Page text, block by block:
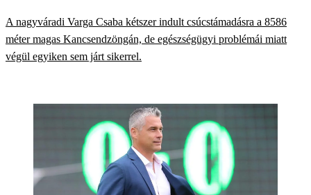
A nagyváradi Varga Csaba kétszer indult csúcstámadásra a 8586
méter magas Kancsendzöngán, de egészségügyi problémái miatt
végül egyiken sem járt sikerrel.